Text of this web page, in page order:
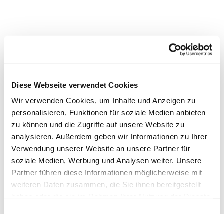
Diese Webseite verwendet Cookies
Wir verwenden Cookies, um Inhalte und Anzeigen zu
personalisieren, Funktionen für soziale Medien anbieten
zu können und die Zugriffe auf unsere Website zu
analysieren. Außerdem geben wir Informationen zu Ihrer
Verwendung unserer Website an unsere Partner für
soziale Medien, Werbung und Analysen weiter. Unsere
Partner führen diese Informationen möglicherweise mit
weiteren Daten zusammen, die Sie ihnen bereitgestellt
Dies könnte Sie auch
interessieren